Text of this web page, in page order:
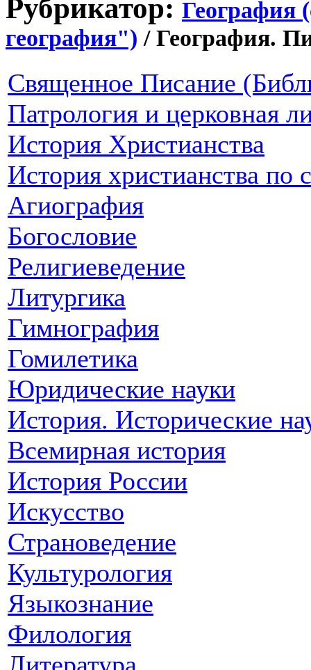
Рубрикатор: География
география") / География.
Священное Писание
Патрология и церковная
История Христианства
История христианства по
Агиография
Богословие
Религиеведение
Литургика
Гимнография
Гомилетика
Юридические науки
История. Исторические
Всемирная история
История России
Искусство
Страноведение
Культурология
Языкознание
Филология